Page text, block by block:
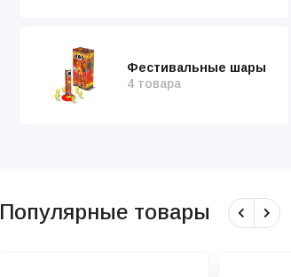
Фестивальные шары
4 товара
Популярные товары